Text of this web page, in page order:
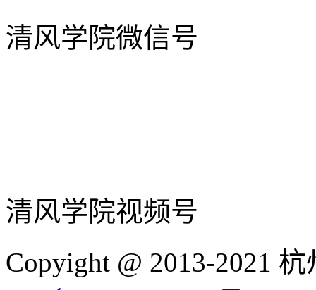
清风学院微信号
清风学院视频号
Copyight @ 2013-2021